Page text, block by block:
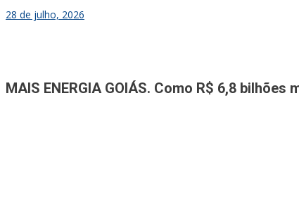
28 de julho, 2026
Jornal mais completo de Noticias e Informações de Rio Verde e
MAIS ENERGIA GOIÁS. Como R$ 6,8